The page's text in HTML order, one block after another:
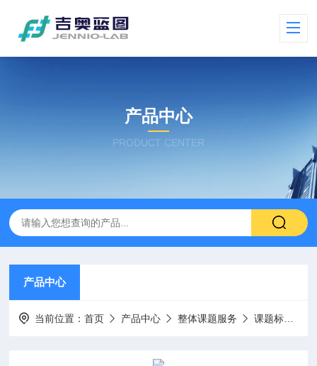
产品中心
PRODUCT CENTER
产品中心
当前位置：首页 产品中心 整体课题服务 课题标书设计项目申报